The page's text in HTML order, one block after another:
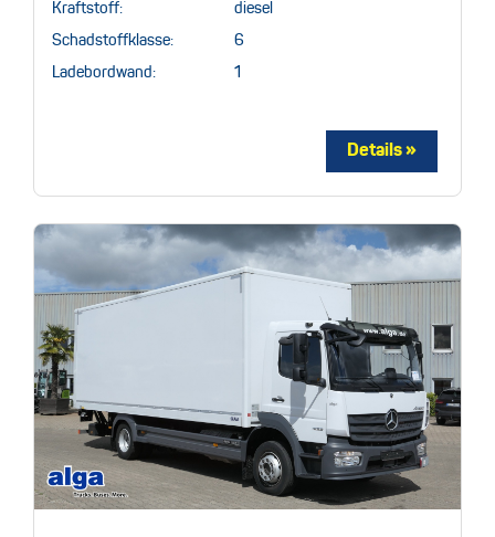
Kraftstoff: diesel
Schadstoffklasse: 6
Ladebordwand: 1